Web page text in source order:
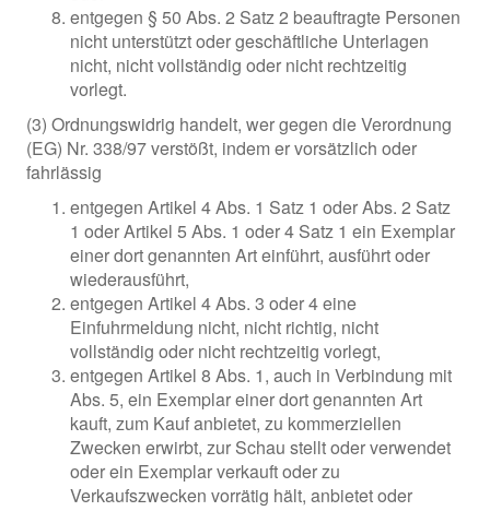
entgegen § 50 Abs. 2 Satz 2 beauftragte Personen
nicht unterstützt oder geschäftliche Unterlagen
nicht, nicht vollständig oder nicht rechtzeitig
vorlegt.
(3) Ordnungswidrig handelt, wer gegen die Verordnung
(EG) Nr. 338/97 verstößt, indem er vorsätzlich oder
fahrlässig
entgegen Artikel 4 Abs. 1 Satz 1 oder Abs. 2 Satz
1 oder Artikel 5 Abs. 1 oder 4 Satz 1 ein Exemplar
einer dort genannten Art einführt, ausführt oder
wiederausführt,
entgegen Artikel 4 Abs. 3 oder 4 eine
Einfuhrmeldung nicht, nicht richtig, nicht
vollständig oder nicht rechtzeitig vorlegt,
entgegen Artikel 8 Abs. 1, auch in Verbindung mit
Abs. 5, ein Exemplar einer dort genannten Art
kauft, zum Kauf anbietet, zu kommerziellen
Zwecken erwirbt, zur Schau stellt oder verwendet
oder ein Exemplar verkauft oder zu
Verkaufszwecken vorrätig hält, anbietet oder